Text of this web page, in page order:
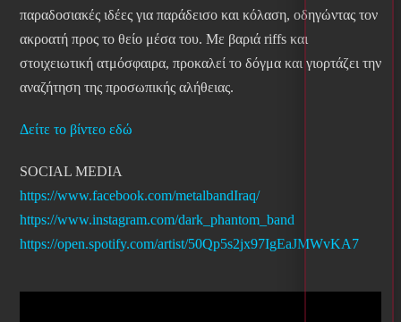
παραδοσιακές ιδέες για παράδεισο και κόλαση, οδηγώντας τον
ακροατή προς το θείο μέσα του. Με βαριά riffs και
στοιχειωτική ατμόσφαιρα, προκαλεί το δόγμα και γιορτάζει την
αναζήτηση της προσωπικής αλήθειας.
Δείτε το βίντεο εδώ
SOCIAL MEDIA
https://www.facebook.com/metalbandIraq/
https://www.instagram.com/dark_phantom_band
https://open.spotify.com/artist/50Qp5s2jx97IgEaJMWvKA7